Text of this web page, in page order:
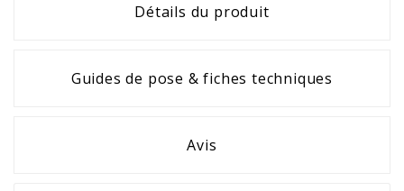
Détails du produit
Guides de pose & fiches techniques
Avis